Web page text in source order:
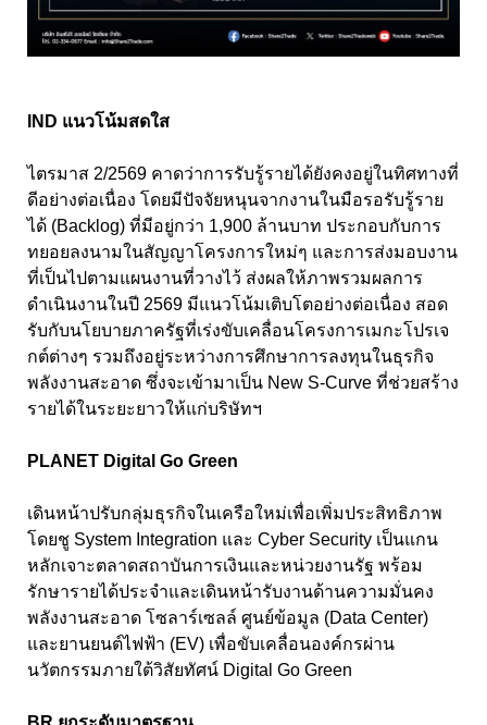
IND แนวโน้มสดใส
ไตรมาส 2/2569 คาดว่าการรับรู้รายได้ยังคงอยู่ในทิศทางที่
ดีอย่างต่อเนื่อง โดยมีปัจจัยหนุนจากงานในมือรอรับรู้ราย
ได้ (Backlog) ที่มีอยู่กว่า 1,900 ล้านบาท ประกอบกับการ
ทยอยลงนามในสัญญาโครงการใหม่ๆ และการส่งมอบงาน
ที่เป็นไปตามแผนงานที่วางไว้ ส่งผลให้ภาพรวมผลการ
ดำเนินงานในปี 2569 มีแนวโน้มเติบโตอย่างต่อเนื่อง สอด
รับกับนโยบายภาครัฐที่เร่งขับเคลื่อนโครงการเมกะโปรเจ
กต์ต่างๆ รวมถึงอยู่ระหว่างการศึกษาการลงทุนในธุรกิจ
พลังงานสะอาด ซึ่งจะเข้ามาเป็น New S-Curve ที่ช่วยสร้าง
รายได้ในระยะยาวให้แก่บริษัทฯ
PLANET Digital Go Green
เดินหน้าปรับกลุ่มธุรกิจในเครือใหม่เพื่อเพิ่มประสิทธิภาพ
โดยชู System Integration และ Cyber Security เป็นแกน
หลักเจาะตลาดสถาบันการเงินและหน่วยงานรัฐ พร้อม
รักษารายได้ประจำและเดินหน้ารับงานด้านความมั่นคง
พลังงานสะอาด โซลาร์เซลล์ ศูนย์ข้อมูล (Data Center)
และยานยนต์ไฟฟ้า (EV) เพื่อขับเคลื่อนองค์กรผ่าน
นวัตกรรมภายใต้วิสัยทัศน์ Digital Go Green